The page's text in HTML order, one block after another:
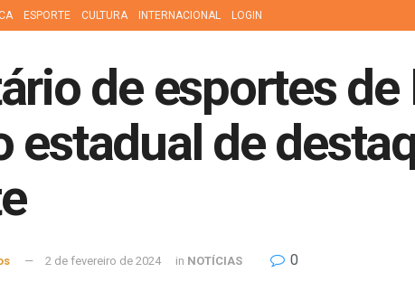
ESPORTE CULTURA INTERNACIONAL LOGIN
de esportes
estadual de
2 de fevereiro de 2024 in NOTÍCIAS 0